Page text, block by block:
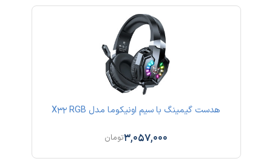
هدست گیمینگ با سیم اونیکوما مدل X32 RGB
3,057,000تومان